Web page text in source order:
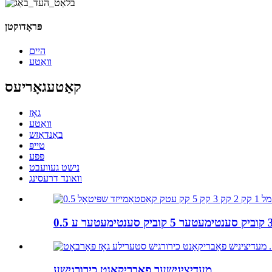
פּראָדוקטן
היים
וואַטע
קאַטעגאָריעס
גאָז
וואַטע
באַנדאַזש
טייפּ
פּפּע
נישט געוועבט
וואונד דרעסינג